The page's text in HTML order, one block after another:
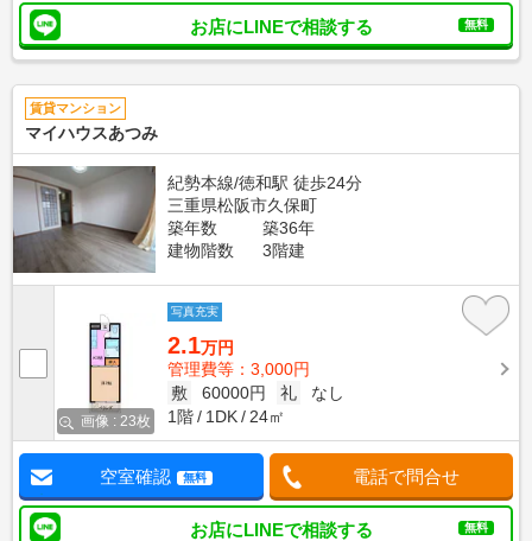
お店にLINEで相談する 無料
賃貸マンション
マイハウスあつみ
紀勢本線/徳和駅 徒歩24分
三重県松阪市久保町
築年数
築36年
建物階数
3階建
画像 : 23枚
写真充実
2.1万円
管理費等：3,000円
敷
60000円 礼
なし
1階
1DK 24㎡
空室確認 無料 電話で問合せ
お店にLINEで相談する 無料